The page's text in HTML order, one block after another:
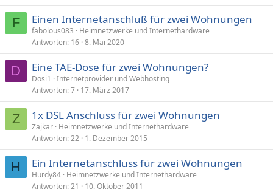
F Einen Internetanschluß für zwei Wohnungen
fabolous083
Heimnetzwerke und Internethardware
Antworten 16 8. Mai 2020
D Eine TAE-Dose für zwei Wohnungen?
Dosi1
Internetprovider und Webhosting
Antworten 7 17. März 2017
Z 1x DSL Anschluss für zwei Wohnungen
Zajkar Heimnetzwerke und Internethardware
Antworten 22 1. Dezember 2015
H Ein Internetanschluss für zwei Wohnungen
Hurdy84 Heimnetzwerke und Internethardware
Antworten 21 10. Oktober 2011